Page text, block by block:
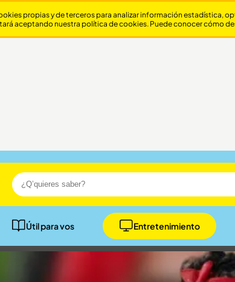
Útil para vos Entretenimiento
propias y de terceros para analizar información estadística,
aceptando nuestra política de cookies. Puede conocer cómo